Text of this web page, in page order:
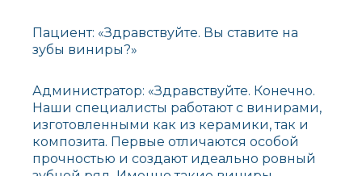
Пациент: «Здравствуйте. Вы ставите на
зубы виниры?»
Администратор: «Здравствуйте. Конечно.
Наши специалисты работают с винирами,
изготовленными как из керамики, так и
композита. Первые отличаются особой
прочностью и создают идеально ровный